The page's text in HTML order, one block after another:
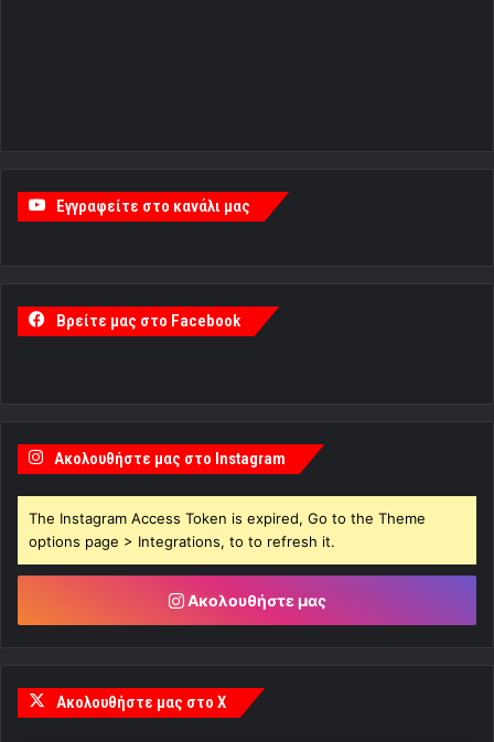
Εγγραφείτε στο κανάλι μας
Βρείτε μας στο Facebook
Ακολουθήστε μας στο Instagram
The Instagram Access Token is expired, Go to the Theme
options page > Integrations, to to refresh it.
Ακολουθήστε μας
Ακολουθήστε μας στο X